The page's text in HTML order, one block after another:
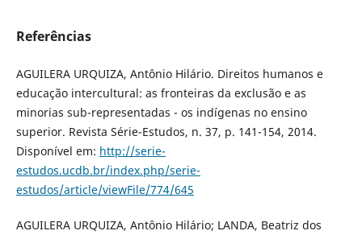
Referências
AGUILERA URQUIZA, Antônio Hilário. Direitos humanos e
educação intercultural: as fronteiras da exclusão e as
minorias sub-representadas - os indígenas no ensino
superior. Revista Série-Estudos, n. 37, p. 141-154, 2014.
Disponível em: http://serie-
estudos.ucdb.br/index.php/serie-
estudos/article/viewFile/774/645
AGUILERA URQUIZA, Antônio Hilário; LANDA, Beatriz dos